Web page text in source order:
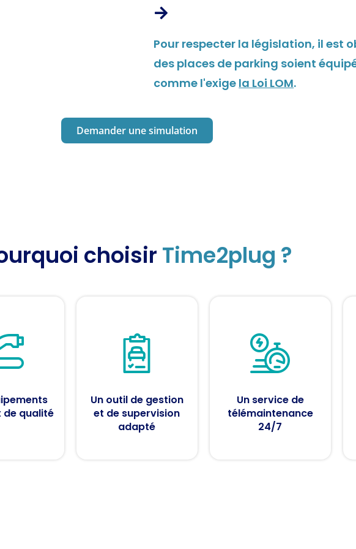
Pour respecter la législation, il est
des places de parking soient
comme l'exige la Loi LOM.
Demander une simulation
choisir Time2plug ?
de qualité
Un outil de gestion
et de supervision
adapté
Un service de
télémaintenance
24/7